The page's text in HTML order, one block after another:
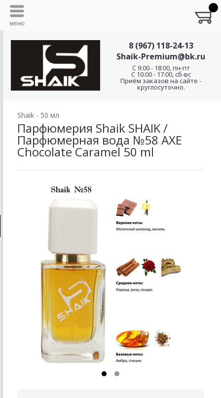
8 (967) 118-24-13
Shaik-Premium@bk.ru
C 9:00 - 18:00, пн-пт
С 10:00 - 17:00, сб-вс
Приём заказов на сайте -
круглосуточно.
Shaik - 50 мл
Парфюмерия Shaik SHAIK /
Парфюмерная вода №58 AXE
Chocolate Caramel 50 ml